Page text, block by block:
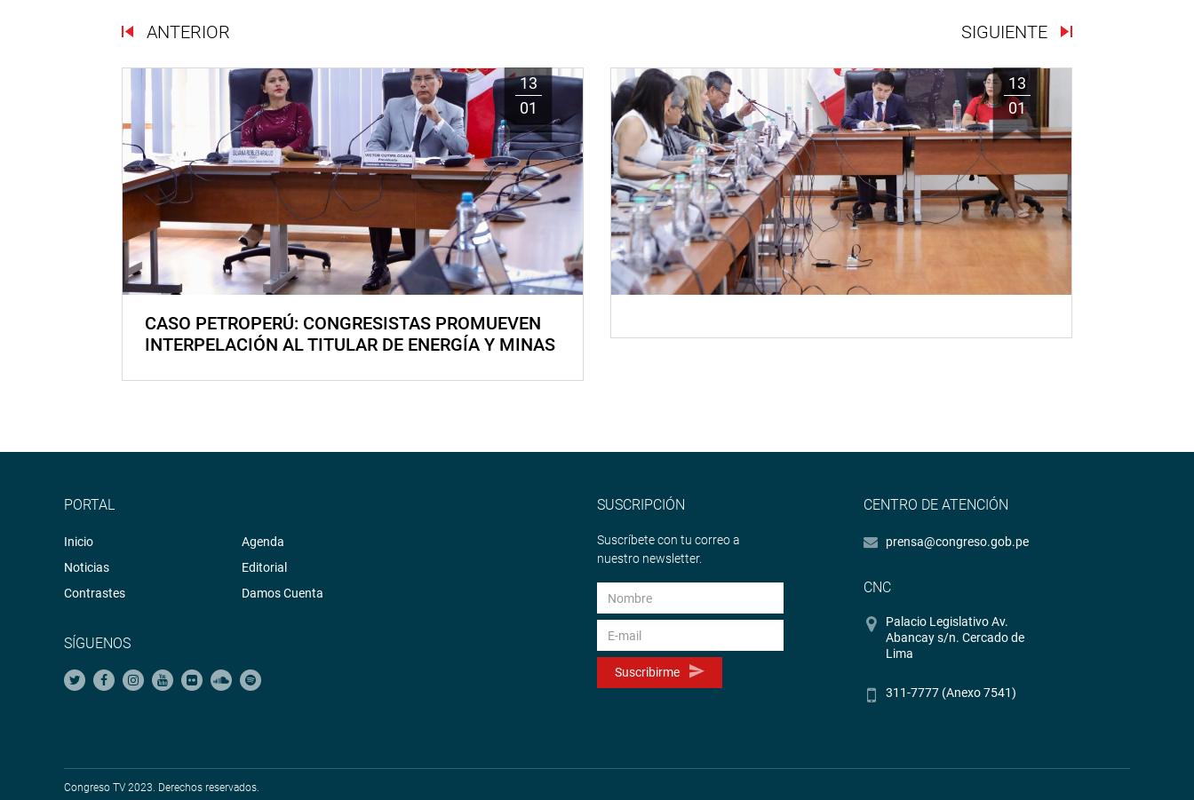
ANTERIOR SIGUIENTE
13
01
CASO PETROPERÚ: CONGRESISTAS PROMUEVEN
INTERPELACIÓN AL TITULAR DE ENERGÍA Y MINAS
13
01
PORTAL
Inicio
Noticias
Contrastes
Agenda
Editorial
Damos Cuenta
SÍGUENOS
SUSCRIPCIÓN
Suscríbete con tu correo a
nuestro newsletter.
Suscribirme
CENTRO DE ATENCIÓN
prensa@congreso.gob.pe
CNC
Palacio Legislativo Av.
Abancay s/n. Cercado de
Lima
311-7777 (Anexo 7541)
Congreso TV 2023. Derechos reservados.